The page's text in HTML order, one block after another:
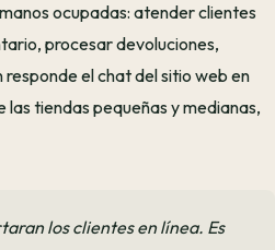
ocupadas: atender clientes
procesar devoluciones,
el chat del sitio web en
las tiendas pequeñas y medianas,
los clientes en línea. Es